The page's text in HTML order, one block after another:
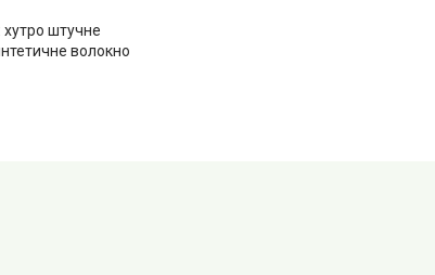
хутро штучне
волокно